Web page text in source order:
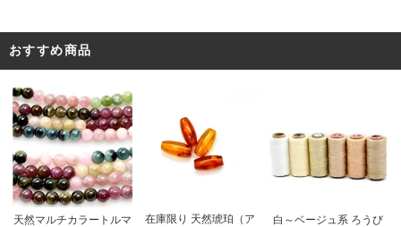
おすすめ商品
天然マルチカラートルマ
在庫限り 天然琥珀（ア
白～ベージュ系 ろうび